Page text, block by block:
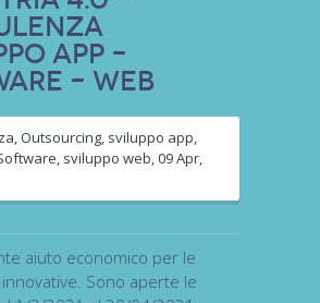
app –
– web
, Outsourcing, sviluppo app,
, sviluppo web,09 Apr,
aiuto economico per le
Sono aperte le